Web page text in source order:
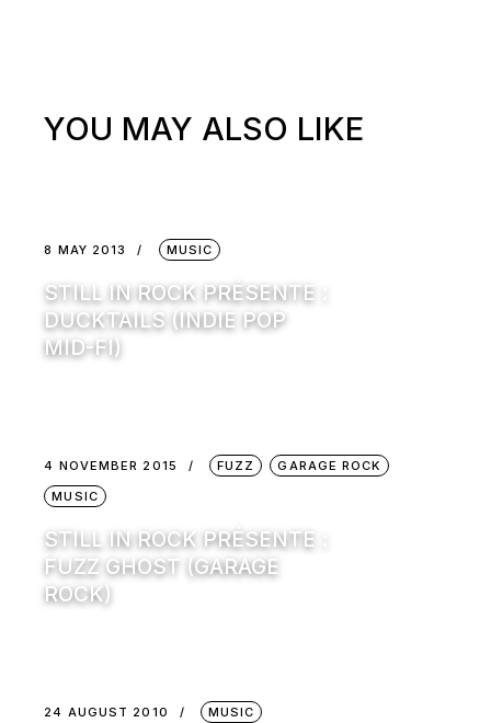
YOU MAY ALSO LIKE
8 MAY 2013 MUSIC
STILL IN ROCK PRÉSENTE :
DUCKTAILS (INDIE POP
MID-FI)
4 NOVEMBER 2015 FUZZ
GARAGE ROCK
MUSIC
STILL IN ROCK PRÉSENTE :
FUZZ GHOST (GARAGE
ROCK)
24 AUGUST 2010 MUSIC